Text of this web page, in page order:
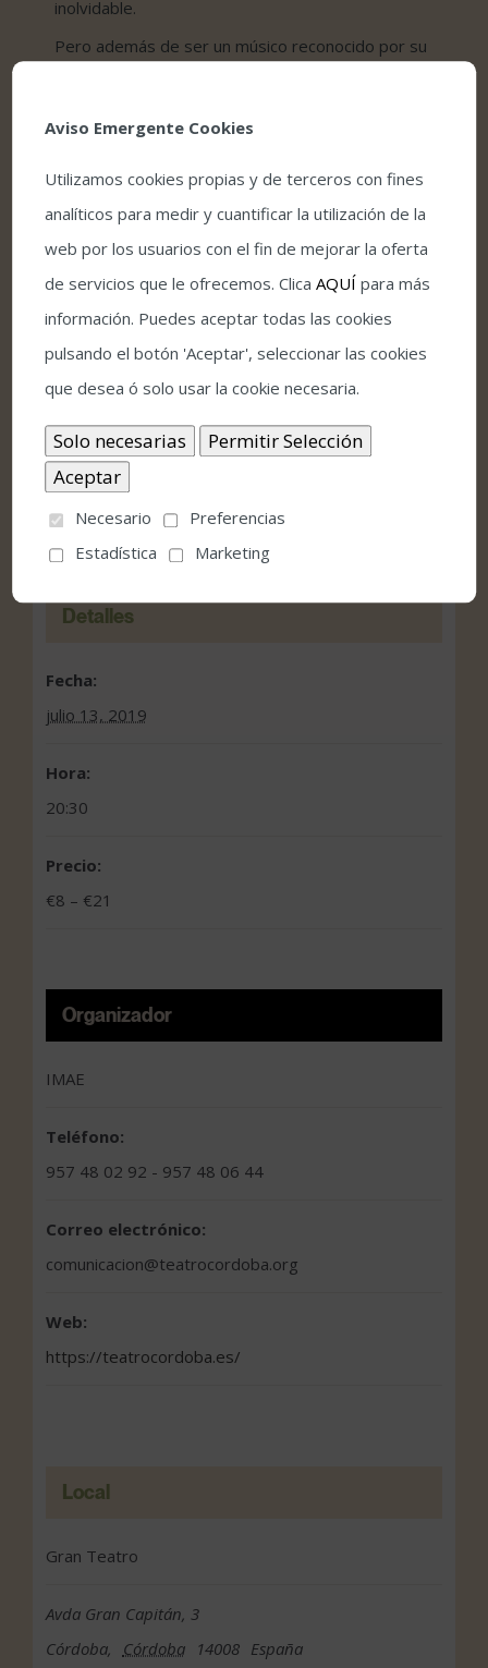
inolvidable.
Pero además de ser un músico reconocido por su
mujer Sofía, la Fundación Stanley Clarke, una ONG
En definitiva, el Gran Teatro de Córdoba va a
acoger a uno de los mejores bajistas del mundo.
Sin duda, su nombre debía pasar por este festival
como otrora ya lo hicieron otros genios de las
¡Comparte este evento en redes sociales!
FacebookTwitterLinkedInPinterestCorreo
electrónico
Detalles
Fecha:
julio 13, 2019
Hora:
20:30
Precio:
€8 – €21
Organizador
IMAE
Teléfono:
957 48 02 92 - 957 48 06 44
Correo electrónico:
comunicacion@teatrocordoba.org
Web:
https://teatrocordoba.es/
Local
Gran Teatro
Avda Gran Capitán, 3
Córdoba, Córdoba 14008 España
Aviso Emergente Cookies
Utilizamos cookies propias y de terceros con fines
analíticos para medir y cuantificar la utilización de la
web por los usuarios con el fin de mejorar la oferta
de servicios que le ofrecemos. ClicaAQUÍ para más
información. Puedes aceptar todas las cookies
pulsando el botón 'Aceptar', seleccionar las cookies
que desea ó solo usar la cookie necesaria.
Necesario
Preferencias
Estadística
Marketing